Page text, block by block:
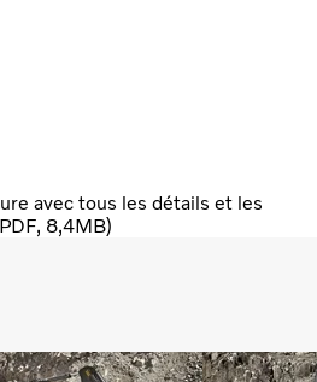
avec tous les détails et les
8,4MB)